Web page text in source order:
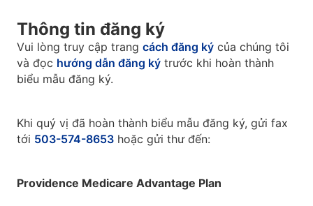
Thông tin đăng ký
Vui lòng truy cập trang cách đăng ký của chúng tôi
và đọc hướng dẫn đăng ký trước khi hoàn thành
biểu mẫu đăng ký.
Khi quý vị đã hoàn thành biểu mẫu đăng ký, gửi fax
tới 503-574-8653 hoặc gửi thư đến:
Providence Medicare Advantage Plan